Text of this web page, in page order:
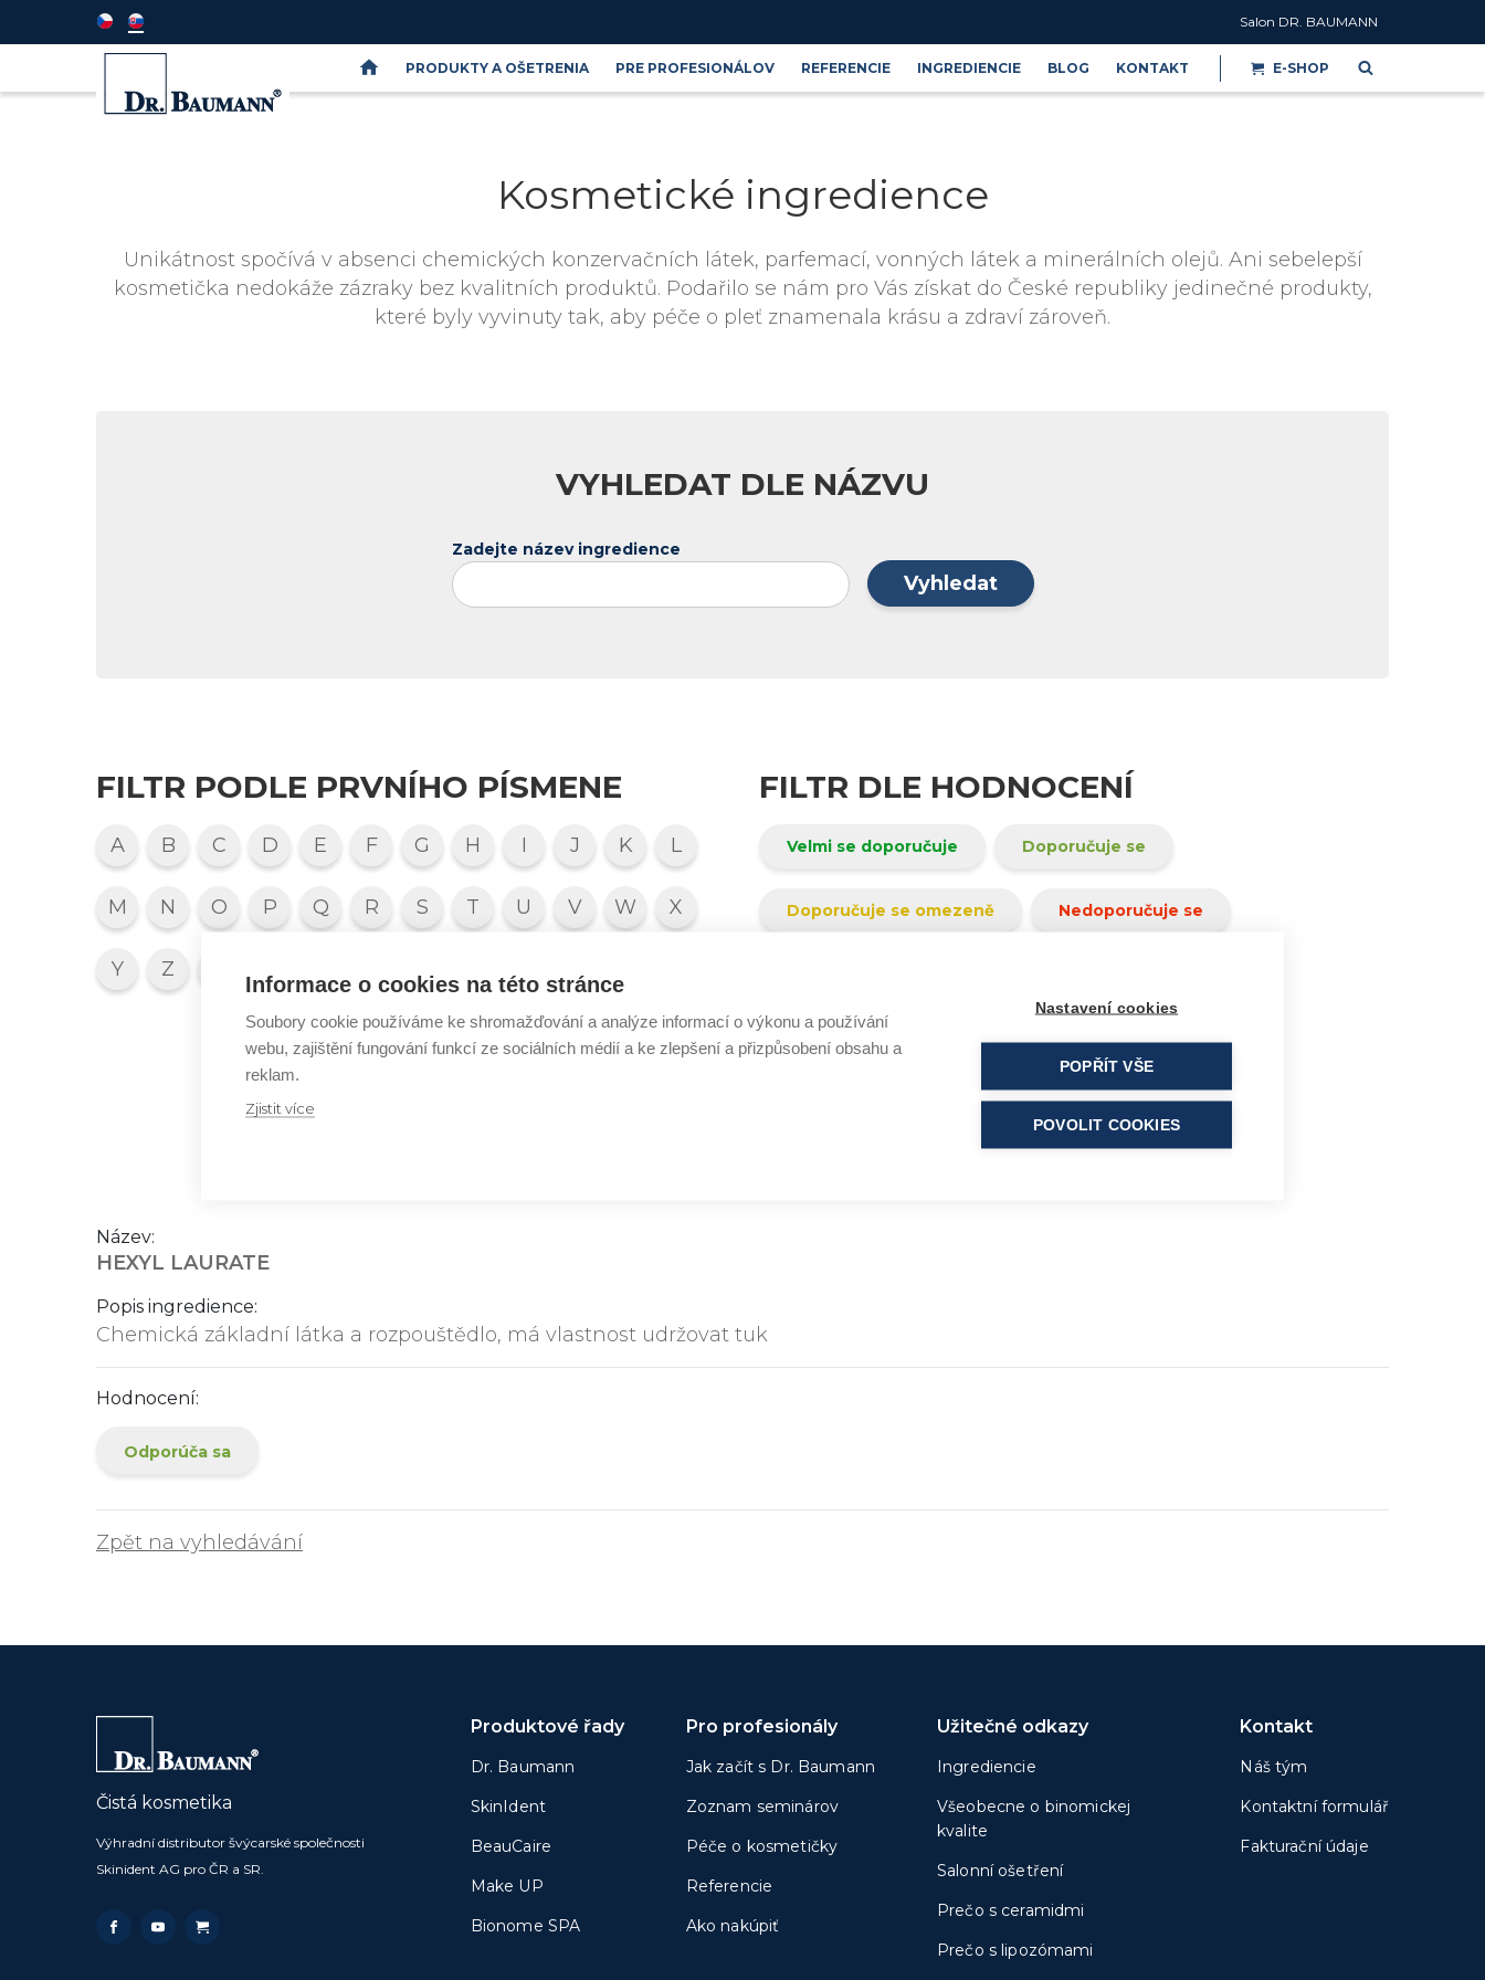
Salon DR. BAUMANN
PRODUKTY A OŠETRENIA PRE PROFESIONÁLOV REFERENCIE INGREDIENCIE BLOG KONTAKT E-SHOP
Kosmetické ingredience
Unikátnost spočívá v absenci chemických konzervačních látek, parfemací, vonných látek a minerálních olejů. Ani sebelepší
kosmetička nedokáže zázraky bez kvalitních produktů. Podařilo se nám pro Vás získat do České republiky jedinečné produkty,
které byly vyvinuty tak, aby péče o pleť znamenala krásu a zdraví zároveň.
VYHLEDAT DLE NÁZVU
Zadejte název ingredience
Vyhledat
FILTR PODLE PRVNÍHO PÍSMENE
A B C D E F G H I J K L
M N O P Q R S T U V W X
Y Z
FILTR DLE HODNOCENÍ
Velmi se doporučuje Doporučuje se
Doporučuje se omezeně Nedoporučuje se
Název:
HEXYL LAURATE
Popis ingredience:
Chemická základní látka a rozpouštědlo, má vlastnost udržovat tuk
Hodnocení:
Odporúča sa
Zpět na vyhledávání
Čistá kosmetika
Výhradní distributor švýcarské společnosti
Skinident AG pro ČR a SR.
Produktové řady
Dr. Baumann
SkinIdent
BeauCaire
Make UP
Bionome SPA
Pro profesionály
Jak začít s Dr. Baumann
Zoznam seminárov
Péče o kosmetičky
Referencie
Ako nakúpiť
Užitečné odkazy
Ingrediencie
Všeobecne o binomickej
kvalite
Salonní ošetření
Prečo s ceramidmi
Prečo s lipozómami
Kontakt
Náš tým
Kontaktní formulář
Fakturační údaje
Informace o cookies na této stránce
Soubory cookie používáme ke shromažďování a analýze informací o výkonu a používání
webu, zajištění fungování funkcí ze sociálních médií a ke zlepšení a přizpůsobení obsahu a
reklam.
Zjistit více
Nastavení cookies
POPŘÍT VŠE
POVOLIT COOKIES